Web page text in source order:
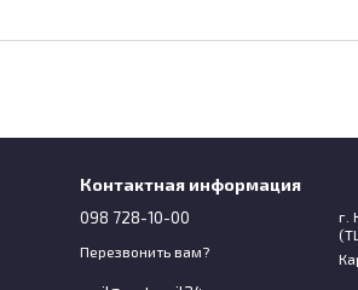
Контактная информация
098 728-10-00
Перезвонить вам?
г.